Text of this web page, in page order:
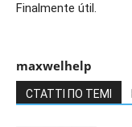
Finalmente útil.
maxwelhelp
СТАТТІ ПО ТЕМІ